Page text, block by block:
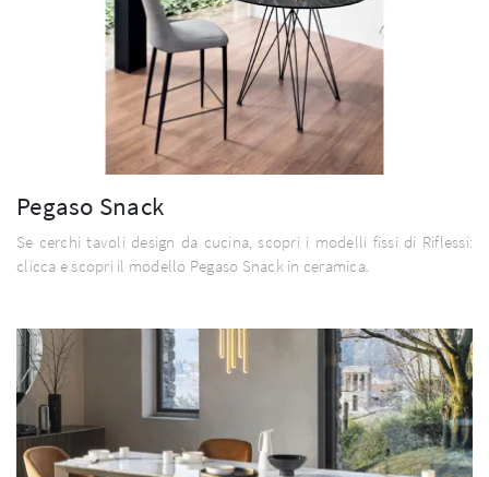
Pegaso Snack
Se cerchi tavoli design da cucina, scopri i modelli fissi di Riflessi:
clicca e scopri il modello Pegaso Snack in ceramica.